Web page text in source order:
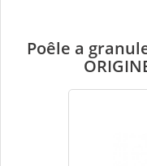
Poêle a